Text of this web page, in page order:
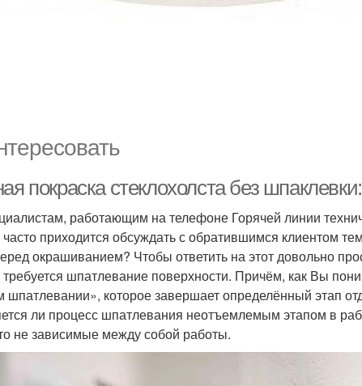
покраска стеклохолста без
работающим на телефоне Горячей линии
приходится обсуждать с обратившимся клиентом
окрашиванием? Чтобы ответить на этот довольно
шпатлевание поверхности. Причём, как Вы
которое завершает определённый этап
ли процесс шпатлевания неотъемлемым этапом в
не зависимые между собой работы.